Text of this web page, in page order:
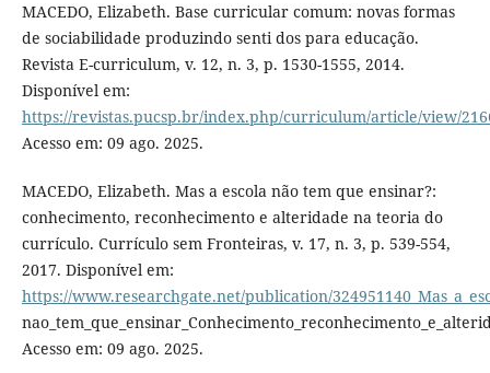
MACEDO, Elizabeth. Base curricular comum: novas formas
de sociabilidade produzindo senti dos para educação.
Revista E-curriculum, v. 12, n. 3, p. 1530-1555, 2014.
Disponível em:
https://revistas.pucsp.br/index.php/curriculum/article/view/
Acesso em: 09 ago. 2025.
MACEDO, Elizabeth. Mas a escola não tem que ensinar?:
conhecimento, reconhecimento e alteridade na teoria do
currículo. Currículo sem Fronteiras, v. 17, n. 3, p. 539-554,
2017. Disponível em:
https://www.researchgate.net/publication/
Acesso em: 09 ago. 2025.